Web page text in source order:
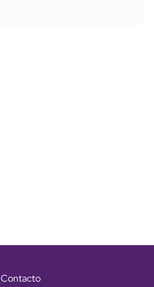
Contacto